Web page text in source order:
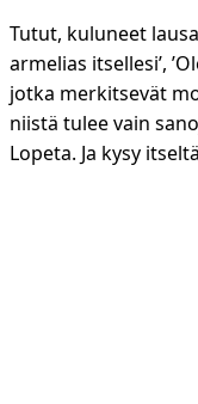
Tutut, kuluneet
armelias itsellesi’,
jotka merkitsevät
niistä tulee vain
Lopeta. Ja kysy